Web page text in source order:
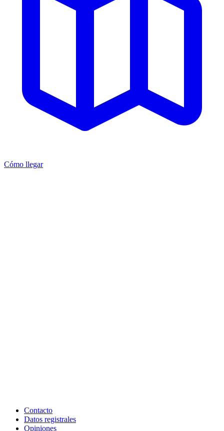
Cómo llegar
Contacto
Datos registrales
Opiniones